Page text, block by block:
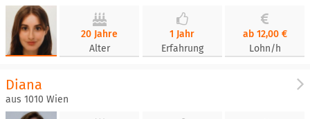
20 Jahre
Alter
1 Jahr
Erfahrung
ab 12,00 €
Lohn/h
Diana
aus 1010 Wien